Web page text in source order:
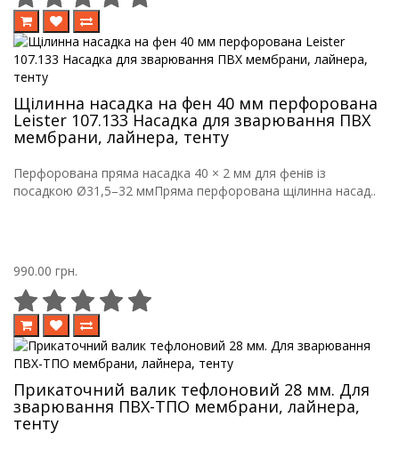
Щілинна насадка на фен 40 мм перфорована
Leister 107.133 Насадка для зварювання ПВХ
мембрани, лайнера, тенту
Перфорована пряма насадка 40 × 2 мм для фенів із
посадкою Ø31,5–32 ммПряма перфорована щілинна насад..
990.00 грн.
Прикаточний валик тефлоновий 28 мм. Для
зварювання ПВХ-ТПО мембрани, лайнера,
тенту